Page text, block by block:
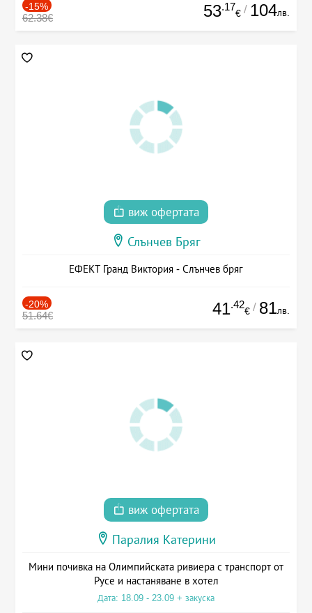
-15%
62.38€ 53.17
€ / 104лв.
виж офертата
Слънчев Бряг
ЕФЕКТ Гранд Виктория - Слънчев бряг
-20%
51.64€ 41.42
€ / 81лв.
виж офертата
Паралия Катерини
Мини почивка на Олимпийската ривиера с транспорт от
Русе и настаняване в хотел
Дата: 18.09 - 23.09 + закуска